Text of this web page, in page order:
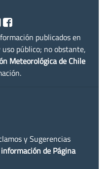
publicados en
público; no obstante,
Meteorológica de Chile
y Sugerencias
de Página